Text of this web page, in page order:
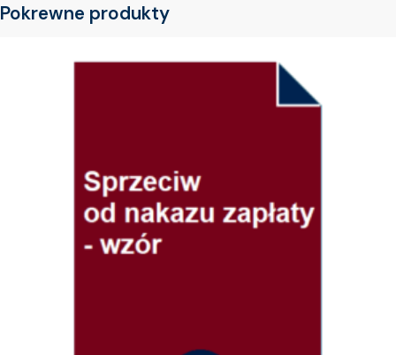
Pokrewne produkty